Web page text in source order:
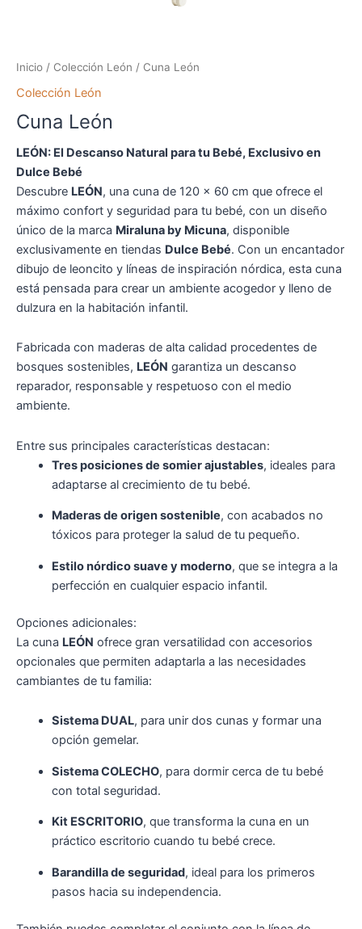
Inicio / Colección León / Cuna León
Colección León
Cuna León
LEÓN: El Descanso Natural para tu Bebé, Exclusivo en
Dulce Bebé
Descubre LEÓN, una cuna de 120 x 60 cm que ofrece el
máximo confort y seguridad para tu bebé, con un diseño
único de la marca Miraluna by Micuna, disponible
exclusivamente en tiendas Dulce Bebé. Con un encantador
dibujo de leoncito y líneas de inspiración nórdica, esta cuna
está pensada para crear un ambiente acogedor y lleno de
dulzura en la habitación infantil.
Fabricada con maderas de alta calidad procedentes de
bosques sostenibles, LEÓN garantiza un descanso
reparador, responsable y respetuoso con el medio
ambiente.
Entre sus principales características destacan:
Tres posiciones de somier ajustables, ideales para
adaptarse al crecimiento de tu bebé.
Maderas de origen sostenible, con acabados no
tóxicos para proteger la salud de tu pequeño.
Estilo nórdico suave y moderno, que se integra a la
perfección en cualquier espacio infantil.
Opciones adicionales:
La cuna LEÓN ofrece gran versatilidad con accesorios
opcionales que permiten adaptarla a las necesidades
cambiantes de tu familia:
Sistema DUAL, para unir dos cunas y formar una
opción gemelar.
Sistema COLECHO, para dormir cerca de tu bebé
con total seguridad.
Kit ESCRITORIO, que transforma la cuna en un
práctico escritorio cuando tu bebé crece.
Barandilla de seguridad, ideal para los primeros
pasos hacia su independencia.